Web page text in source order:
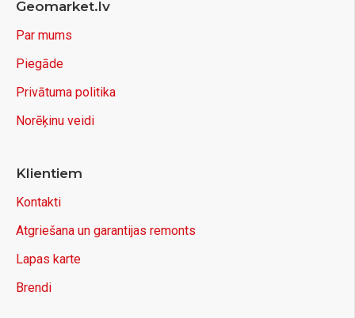
Geomarket.lv
Par mums
Piegāde
Privātuma politika
Norēķinu veidi
Klientiem
Kontakti
Atgriešana un garantijas remonts
Lapas karte
Brendi